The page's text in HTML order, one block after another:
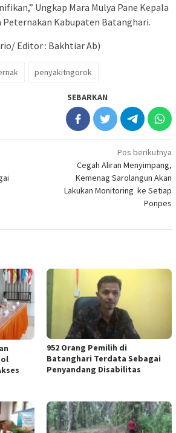
Ungkap Mara Mulya Pane Kepala
Peternakan Kabupaten Batanghari.
Editor : Bakhtiar Ab)
penyakitngorok
SEBARKAN
Pos berikutnya
Cegah Aliran Menyimpang,
Kemenag Sarolangun Akan
Lakukan Monitoring ke Setiap
Ponpes
952 Orang Pemilih di
Batanghari Terdata Sebagai
Penyandang Disabilitas